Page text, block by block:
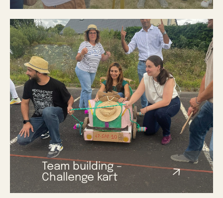
Team building –
Challenge kart